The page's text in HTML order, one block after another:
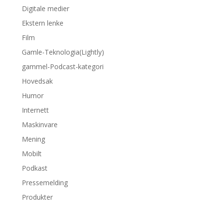
Digitale medier
Ekstern lenke
Film
Gamle-Teknologia(Lightly)
gammel-Podcast-kategori
Hovedsak
Humor
Internett
Maskinvare
Mening
Mobilt
Podkast
Pressemelding
Produkter